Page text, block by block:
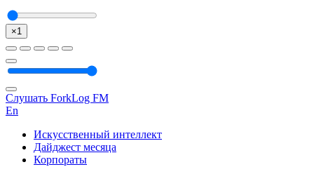
×1
Слушать ForkLog FM
En
Искусственный интеллект
Дайджест месяца
Корпораты